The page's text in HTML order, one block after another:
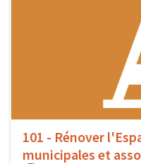
101 - Rénover
municipales et